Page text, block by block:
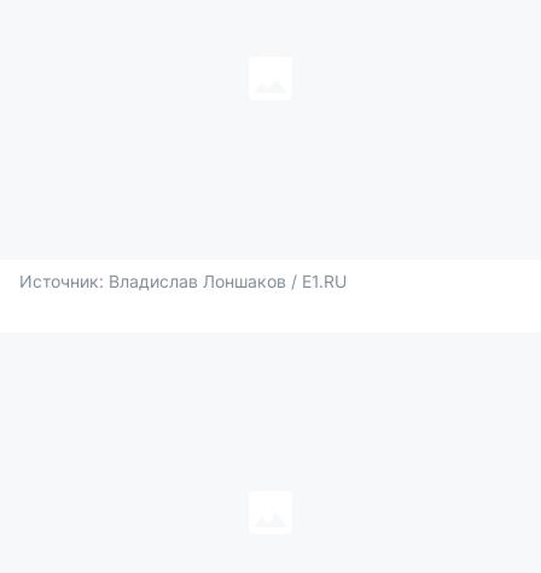
Источник: Владислав Лоншаков / E1.RU